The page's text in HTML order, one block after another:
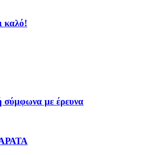
καλό!
σύμφωνα με έρευνα